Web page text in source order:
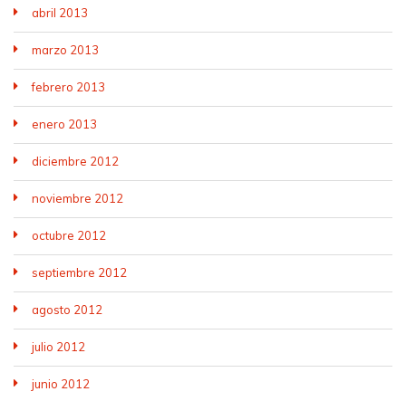
abril 2013
marzo 2013
febrero 2013
enero 2013
diciembre 2012
noviembre 2012
octubre 2012
septiembre 2012
agosto 2012
julio 2012
junio 2012